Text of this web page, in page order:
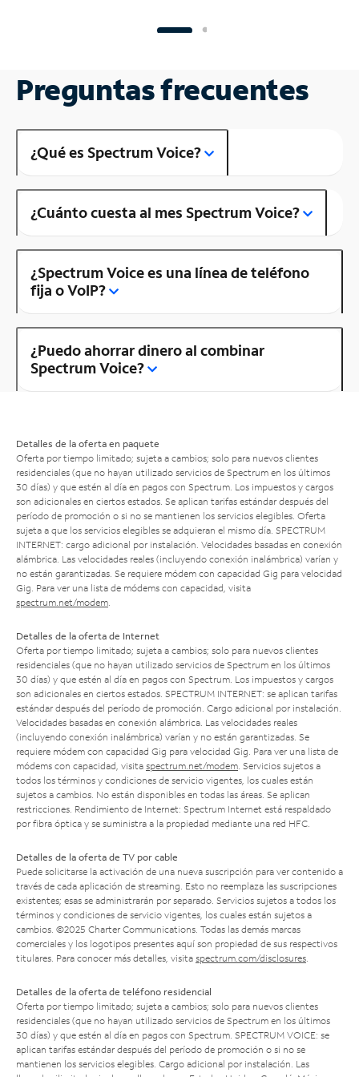
Preguntas frecuentes
¿Qué es Spectrum Voice?
¿Cuánto cuesta al mes Spectrum Voice?
¿Spectrum Voice es una línea de teléfono
fija o VoIP?
¿Puedo ahorrar dinero al combinar
Spectrum Voice?
Detalles de la oferta en paquete
Oferta por tiempo limitado; sujeta a cambios; solo para nuevos clientes
residenciales (que no hayan utilizado servicios de Spectrum en los últimos
30 días) y que estén al día en pagos con Spectrum. Los impuestos y cargos
son adicionales en ciertos estados. Se aplican tarifas estándar después del
período de promoción o si no se mantienen los servicios elegibles. Oferta
sujeta a que los servicios elegibles se adquieran el mismo día. SPECTRUM
INTERNET: cargo adicional por instalación. Velocidades basadas en conexión
alámbrica. Las velocidades reales (incluyendo conexión inalámbrica) varían y
no están garantizadas. Se requiere módem con capacidad Gig para velocidad
Gig. Para ver una lista de módems con capacidad, visita
spectrum.net/modem
Detalles de la oferta de Internet
Oferta por tiempo limitado; sujeta a cambios; solo para nuevos clientes
residenciales (que no hayan utilizado servicios de Spectrum en los últimos
30 días) y que estén al día en pagos con Spectrum. Los impuestos y cargos
son adicionales en ciertos estados. SPECTRUM INTERNET: se aplican tarifas
estándar después del período de promoción. Cargo adicional por instalación.
Velocidades basadas en conexión alámbrica. Las velocidades reales
(incluyendo conexión inalámbrica) varían y no están garantizadas. Se
requiere módem con capacidad Gig para velocidad Gig. Para ver una lista de
módems con capacidad, visita spectrum.net/modem . Servicios sujetos a
todos los términos y condiciones de servicio vigentes, los cuales están
sujetos a cambios. No están disponibles en todas las áreas. Se aplican
restricciones. Rendimiento de Internet: Spectrum Internet está respaldado
por fibra óptica y se suministra a la propiedad mediante una red HFC.
Detalles de la oferta de TV por cable
Puede solicitarse la activación de una nueva suscripción para ver contenido a
través de cada aplicación de streaming. Esto no reemplaza las suscripciones
existentes; esas se administrarán por separado. Servicios sujetos a todos los
términos y condiciones de servicio vigentes, los cuales están sujetos a
cambios. ©2025 Charter Communications. Todas las demás marcas
comerciales y los logotipos presentes aquí son propiedad de sus respectivos
titulares. Para conocer más detalles, visita spectrum.com/disclosures
Detalles de la oferta de teléfono residencial
Oferta por tiempo limitado; sujeta a cambios; solo para nuevos clientes
residenciales (que no hayan utilizado servicios de Spectrum en los últimos
30 días) y que estén al día en pagos con Spectrum. SPECTRUM VOICE: se
aplican tarifas estándar después del período de promoción o si no se
mantienen los servicios elegibles. Cargo adicional por instalación. Las